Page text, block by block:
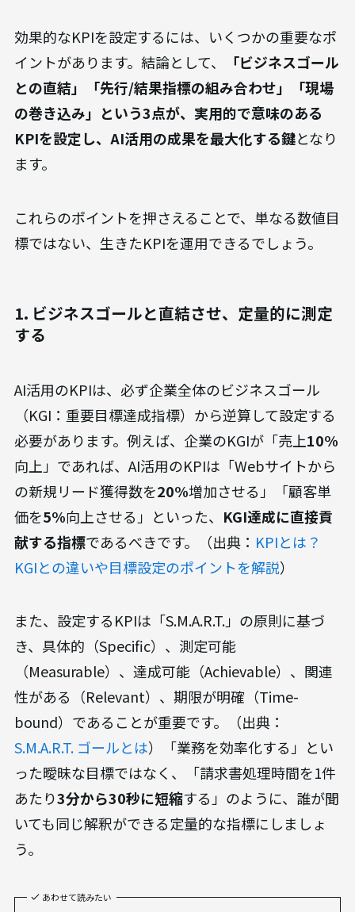
効果的なKPIを設定するには、いくつかの重要なポ
イントがあります。結論として、
「ビジネスゴール
との直結」「先行/結果指標の組み合わせ」「現場
の巻き込み」という3点が、実用的で意味のある
KPIを設定し、AI活用の成果を最大化する鍵となり
ます。
これらのポイントを押さえることで、単なる数値目
標ではない、生きたKPIを運用できるでしょう。
1. ビジネスゴールと直結させ、定量的に測定
する
AI活用のKPIは、必ず企業全体のビジネスゴール
（KGI：重要目標達成指標）から逆算して設定する
必要があります。例えば、企業のKGIが「売上10%
向上」であれば、AI活用のKPIは「Webサイトから
の新規リード獲得数を20%増加させる」「顧客単
価を5%向上させる」といった、 KGI達成に直接貢
献する指標であるべきです。（出典： KPIとは？
KGIとの違いや目標設定のポイントを解説）
また、設定するKPIは「S.M.A.R.T.」の原則に基づ
き、具体的（Specific）、測定可能
（Measurable）、達成可能（Achievable）、関連
性がある（Relevant）、期限が明確（Time-
bound）であることが重要です。（出典：
S.M.A.R.T. ゴールとは）「業務を効率化する」とい
った曖昧な目標ではなく、「請求書処理時間を1件
あたり3分から30秒に短縮する」のように、誰が聞
いても同じ解釈ができる定量的な指標にしましょ
う。
あわせて読みたい